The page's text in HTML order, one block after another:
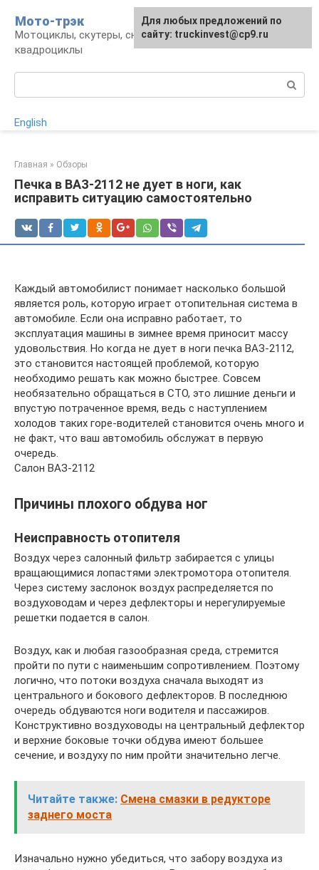
контенту
Мото-трэк
Мотоциклы, скутеры, снегоходы,
квадроциклы
English
Главная » Обзоры
Печка в ВАЗ-2112 не дует в ноги, как
исправить ситуацию самостоятельно
Каждый автомобилист понимает насколько большой
является роль, которую играет отопительная система в
автомобиле. Если она исправно работает, то
эксплуатация машины в зимнее время приносит массу
удовольствия. Но когда не дует в ноги печка ВАЗ-2112,
это становится настоящей проблемой, которую
необходимо решать как можно быстрее. Совсем
необязательно обращаться в СТО, это лишние деньги и
впустую потраченное время, ведь с наступлением
холодов таких горе-водителей становится очень много и
не факт, что ваш автомобиль обслужат в первую
очередь.
Салон ВАЗ-2112
Причины плохого обдува ног
Неисправность отопителя
Воздух через салонный фильтр забирается с улицы
вращающимися лопастями электромотора отопителя.
Через систему заслонок воздух распределяется по
воздуховодам и через дефлекторы и нерегулируемые
решетки подается в салон.
Воздух, как и любая газообразная среда, стремится
пройти по пути с наименьшим сопротивлением. Поэтому
логично, что потоки воздуха сначала выходят из
центрального и бокового дефлекторов. В последнюю
очередь обдуваются ноги водителя и пассажиров.
Конструктивно воздуховоды на центральный дефлектор
и верхние боковые точки обдува имеют большее
сечение, и воздуху по ним пройти значительно легче.
Читайте также: Смена смазки в редукторе
заднего моста
Изначально нужно убедиться, что забору воздуха из
Для любых предложений по
сайту: truckinvest@cp9.ru